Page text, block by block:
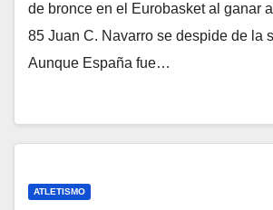
de bronce en el Eurobasket al ganar
85 Juan C. Navarro se despide de la
Aunque España fue…
ATLETISMO